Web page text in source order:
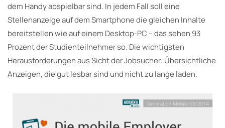
dem Handy abspielbar sind. In jedem Fall soll eine
Stellenanzeige auf dem Smartphone die gleichen Inhalte
bereitstellen wie auf einem Desktop-PC – das sehen 93
Prozent der Studienteilnehmer so. Die wichtigsten
Herausforderungen aus Sicht der Jobsucher: Übersichtliche
Anzeigen, die gut lesbar sind und nicht zu lange laden.